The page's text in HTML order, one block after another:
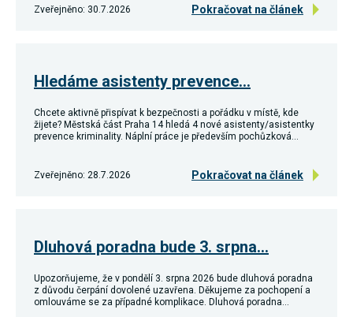
Zveřejněno: 30.7.2026 Pokračovat na článek
Hledáme asistenty prevence…
Chcete aktivně přispívat k bezpečnosti a pořádku v místě, kde
žijete? Městská část Praha 14 hledá 4 nové asistenty/asistentky
prevence kriminality. Náplní práce je především pochůzková…
Zveřejněno: 28.7.2026 Pokračovat na článek
Dluhová poradna bude 3. srpna…
Upozorňujeme, že v pondělí 3. srpna 2026 bude dluhová poradna
z důvodu čerpání dovolené uzavřena. Děkujeme za pochopení a
omlouváme se za případné komplikace. Dluhová poradna…